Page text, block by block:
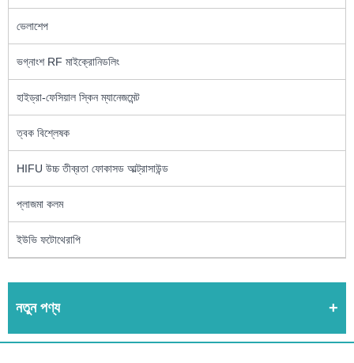
ভেলাশেপ
ভগ্নাংশ RF মাইক্রোনিডলিং
হাইড্রা-ফেসিয়াল স্কিন ম্যানেজমেন্ট
ত্বক বিশ্লেষক
HIFU উচ্চ তীব্রতা ফোকাসড আল্ট্রাসাউন্ড
প্লাজমা কলম
ইউভি ফটোথেরাপি
নতুন পণ্য